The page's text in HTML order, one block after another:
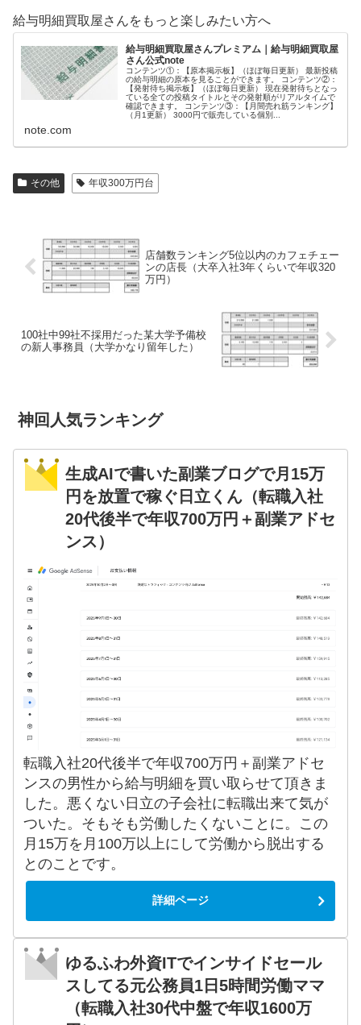
給与明細買取屋さんをもっと楽しみたい方へ
給与明細買取屋さんプレミアム｜給与明細買取屋
さん公式note
コンテンツ①：【原本掲示板】（ほぼ毎日更新） 最新投稿
の給与明細の原本を見ることができます。 コンテンツ②：
【発射待ち掲示板】（ほぼ毎日更新） 現在発射待ちとなっ
ている全ての投稿タイトルとその発射順がリアルタイムで
確認できます。 コンテンツ③：【月間売れ筋ランキング】
（月1更新） 3000円で販売している個別...
note.com
その他 年収300万円台
店舗数ランキング5位以内のカフェチェー
ンの店長（大卒入社3年くらいで年収320
万円）
100社中99社不採用だった某大学予備校
の新人事務員（大学かなり留年した）
神回人気ランキング
生成AIで書いた副業ブログで月15万
円を放置で稼ぐ日立くん（転職入社
20代後半で年収700万円＋副業アドセ
ンス）
転職入社20代後半で年収700万円＋副業アドセ
ンスの男性から給与明細を買い取らせて頂きま
した。悪くない日立の子会社に転職出来て気が
ついた。そもそも労働したくないことに。この
月15万を月100万以上にして労働から脱出する
とのことです。
詳細ページ
ゆるふわ外資ITでインサイドセール
スしてる元公務員1日5時間労働ママ
（転職入社30代中盤で年収1600万